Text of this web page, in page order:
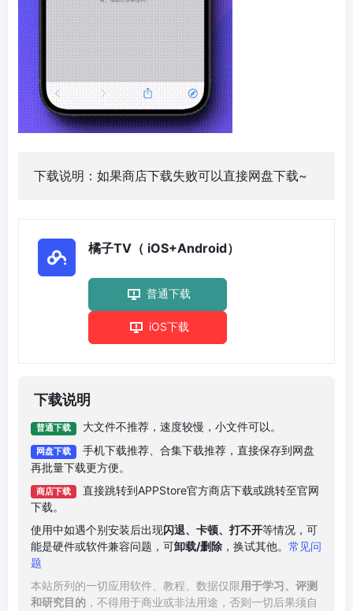
下载说明：如果商店下载失败可以直接网盘下载~
橘子TV（ iOS+Android）
普通下载
iOS下载
下载说明
普通下载 大文件不推荐，速度较慢，小文件可以。
网盘下载
手机下载推荐、合集下载推荐，直接保存到网盘
再批量下载更方便。
商店下载
直接跳转到APPStore官方商店下载或跳转至官网
下载。
使用中如遇个别安装后出现闪退、卡顿、打不开等情况，可
能是硬件或软件兼容问题，可卸载/删除 ，换试其他。 常见问
题
本站所列的一切应用软件、教程、数据仅限 用于学习、评测
和研究目的 ，不得用于商业或非法用途，否则一切后果须自